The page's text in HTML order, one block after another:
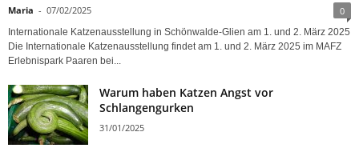
Maria - 07/02/2025 0
Internationale Katzenausstellung in Schönwalde-Glien am 1. und 2. März 2025
Die Internationale Katzenausstellung findet am 1. und 2. März 2025 im MAFZ
Erlebnispark Paaren bei...
Warum haben Katzen Angst vor
Schlangengurken
31/01/2025